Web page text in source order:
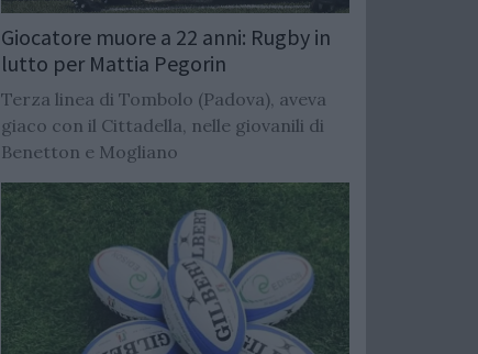
Giocatore muore a 22 anni: Rugby in
lutto per Mattia Pegorin
Terza linea di Tombolo (Padova), aveva
giaco con il Cittadella, nelle giovanili di
Benetton e Mogliano